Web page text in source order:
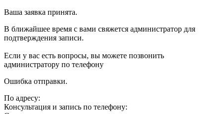
Ваша заявка принята.
В ближайшее время с вами свяжется администратор для
подтверждения записи.
Если у вас есть вопросы, вы можете позвонить
администратору по телефону
Ошибка отправки.
По адресу:
Консультация и запись по телефону: